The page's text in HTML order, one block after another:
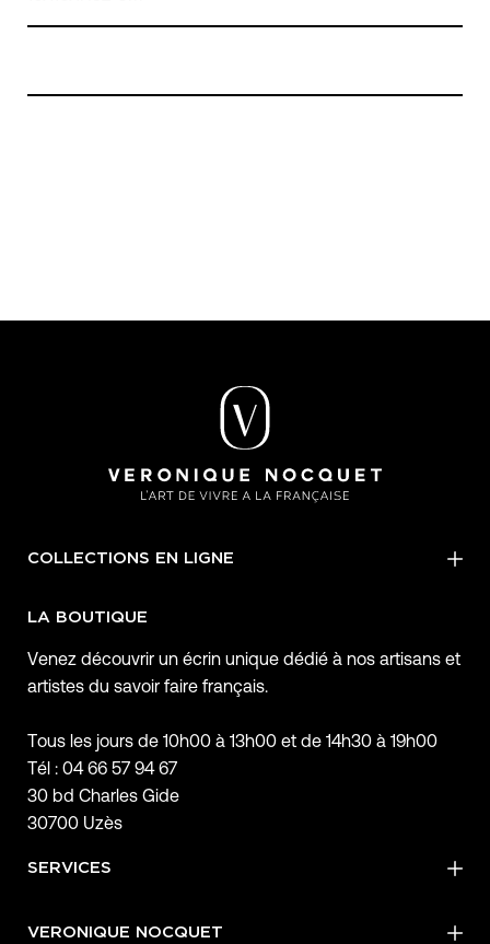
COLLECTIONS EN LIGNE
LA BOUTIQUE
Venez découvrir un écrin unique dédié à nos artisans et
artistes du savoir faire français.
Tous les jours de 10h00 à 13h00 et de 14h30 à 19h00
Tél : 04 66 57 94 67
30 bd Charles Gide
30700 Uzès
SERVICES
VERONIQUE NOCQUET